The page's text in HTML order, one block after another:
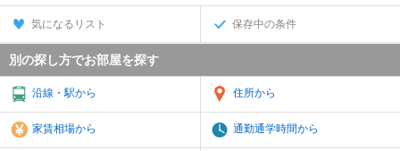
気になるリスト 保存中の条件
別の探し方でお部屋を探す
沿線・駅から 住所から
家賃相場から 通勤通学時間から